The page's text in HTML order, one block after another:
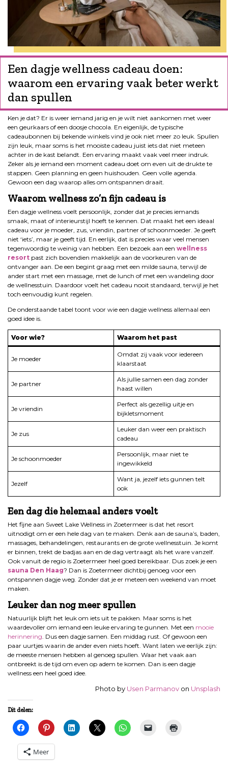
Een dagje wellness cadeau doen:
waarom een ervaring vaak beter werkt
dan spullen
Ken je dat? Er is weer iemand jarig en je wilt niet aankomen met weer
een geurkaars of een doosje chocola. En eigenlijk, de typische
cadeaubonnen bij bekende winkels vind je ook niet meer zo leuk. Spullen
zijn leuk, maar soms is het mooiste cadeau juist iets dat niet meteen
achter in de kast belandt. Een ervaring maakt vaak veel meer indruk.
Zeker als je iemand een moment cadeau doet om even uit de drukte te
stappen. Geen planning en geen huishouden. Geen volle agenda.
Gewoon een dag waarop alles om ontspannen draait.
Waarom wellness zo’n fijn cadeau is
Een dagje wellness voelt persoonlijk, zonder dat je precies iemands
smaak, maat of interieurstijl hoeft te kennen. Dat maakt het een ideaal
cadeau voor je moeder, zus, vriendin, partner of schoonmoeder. Je geeft
niet ‘iets’, maar je geeft tijd. En eerlijk, dat is precies waar veel mensen
tegenwoordig te weinig van hebben. Een bezoek aan een wellness
resort past zich bovendien makkelijk aan de voorkeuren van de
ontvanger aan. De een begint graag met een milde sauna, terwijl de
ander start met een massage, met de lunch of met een wandeling door
de wellnesstuin. Daardoor voelt het cadeau nooit standaard, terwijl je het
toch eenvoudig kunt regelen.
De onderstaande tabel toont voor wie een dagje wellness allemaal een
goed idee is.
Voor wie? Waarom het past
Je moeder
Omdat zij vaak voor iedereen
klaarstaat
Je partner
Als jullie samen een dag zonder
haast willen
Je vriendin
Perfect als gezellig uitje en
bijkletsmoment
Je zus
Leuker dan weer een praktisch
cadeau
Je schoonmoeder
Persoonlijk, maar niet te
ingewikkeld
Jezelf
Want ja, jezelf iets gunnen telt
ook
Een dag die helemaal anders voelt
Het fijne aan Sweet Lake Wellness in Zoetermeer is dat het resort
uitnodigt om er een hele dag van te maken. Denk aan de sauna’s, baden,
massages, behandelingen, restaurants en de grote wellnesstuin. Je komt
er binnen, trekt de badjas aan en de dag vertraagt als het ware vanzelf.
Ook vanuit de regio is Zoetermeer heel goed bereikbaar. Dus zoek je een
sauna Den Haag? Dan is Zoetermeer dichtbij genoeg voor een
ontspannen dagje weg. Zonder dat je er meteen een weekend van moet
maken.
Leuker dan nog meer spullen
Natuurlijk blijft het leuk om iets uit te pakken. Maar soms is het
waardevoller om iemand een leuke ervaring te gunnen. Met een mooie
herinnering . Dus een dagje samen. Een middag rust. Of gewoon een
paar uurtjes waarin de ander even niets hoeft. Want laten we eerlijk zijn:
de meeste mensen hebben al genoeg spullen. Waar het vaak aan
ontbreekt is de tijd om even op adem te komen. Dan is een dagje
wellness een heel goed idee.
Photo by Usen Parmanov on Unsplash
Dit delen:
Meer